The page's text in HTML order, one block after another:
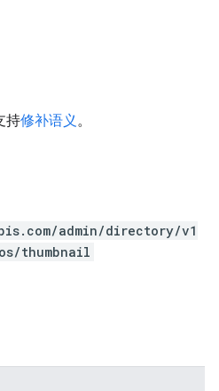
持修补语义 。
admin/directory/v1
thumbnail